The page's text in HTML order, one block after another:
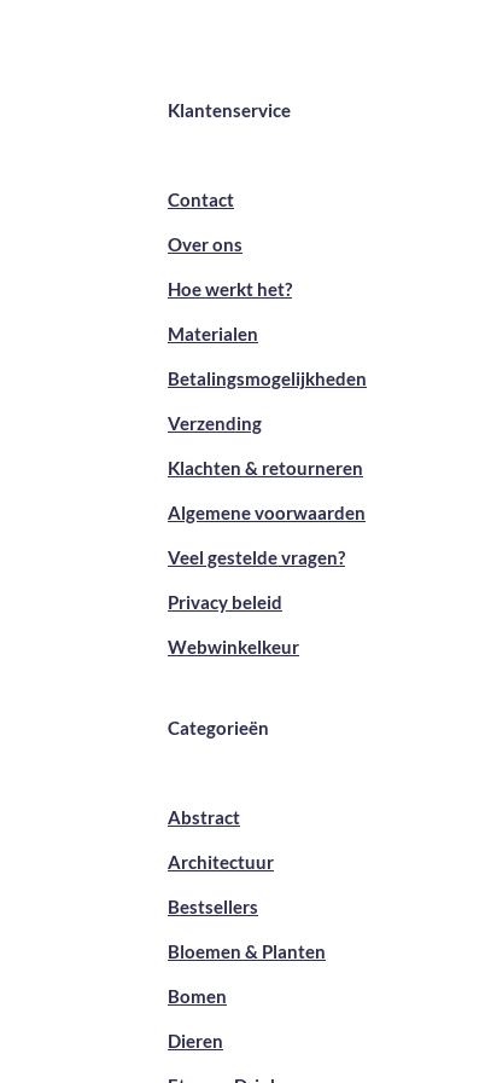
Klantenservice
Contact
Over ons
Hoe werkt het?
Materialen
Betalingsmogelijkheden
Verzending
Klachten & retourneren
Algemene voorwaarden
Veel gestelde vragen?
Privacy beleid
Webwinkelkeur
Categorieën
Abstract
Architectuur
Bestsellers
Bloemen & Planten
Bomen
Dieren